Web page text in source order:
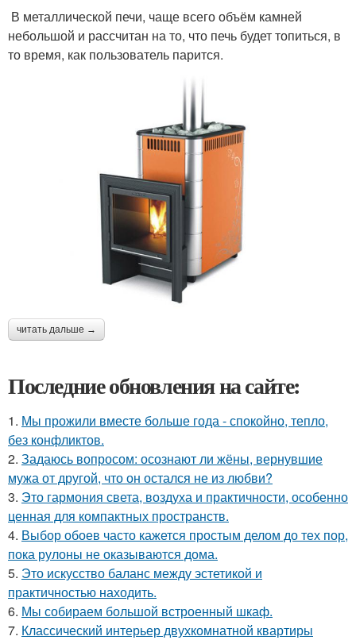
В металлической печи, чаще всего объём камней
небольшой и рассчитан на то, что печь будет топиться, в
то время, как пользователь парится.
читать дальше →
Последние обновления на сайте:
1. Мы прожили вместе больше года - спокойно, тепло,
без конфликтов.
2. Задаюсь вопросом: осознают ли жёны, вернувшие
мужа от другой, что он остался не из любви?
3. Это гармония света, воздуха и практичности, особенно
ценная для компактных пространств.
4. Выбор обоев часто кажется простым делом до тех пор,
пока рулоны не оказываются дома.
5. Это искусство баланс между эстетикой и
практичностью находить.
6. Мы собираем большой встроенный шкаф.
7. Классический интерьер двухкомнатной квартиры